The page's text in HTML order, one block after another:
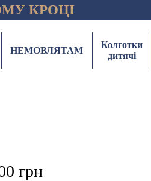
КРОЦІ
НЕМОВЛЯТАМ
Колготки
дитячі
грн